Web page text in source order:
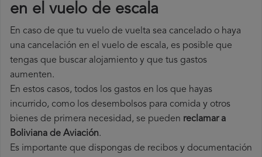
en el vuelo de escala
En caso de que tu vuelo de vuelta sea cancelado o haya
una cancelación en el vuelo de escala, es posible que
tengas que buscar alojamiento y que tus gastos
aumenten.
En estos casos, todos los gastos en los que hayas
incurrido, como los desembolsos para comida y otros
bienes de primera necesidad, se pueden reclamar a
Boliviana de Aviación.
Es importante que dispongas de recibos y documentación